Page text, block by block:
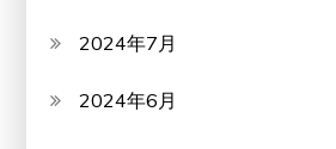
2024年7月
2024年6月